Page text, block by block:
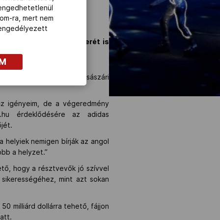
marketingmenedzserét is
mellett Császári
igényeim, de a végeredmény
érdeklődésére az adidas
helyiek nemigen bírják az angol
a helyzet.”
hogy a résztvevők jó szívvel
mint azt sokan
milliárd dollárra tehető, fájjon
ra, mert nem